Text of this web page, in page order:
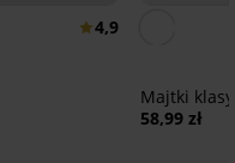
4,9
Majtki
58,99 zł